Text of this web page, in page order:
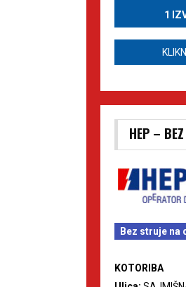
1
HEP –
Bez struje na
KOTORIBA